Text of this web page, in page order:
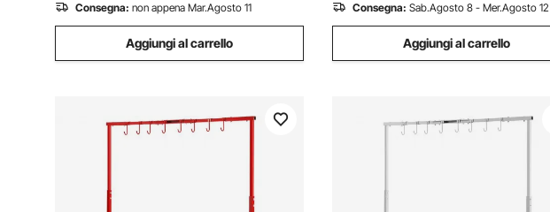
Consegna: non appena Mar.Agosto 11
Aggiungi al carrello
Consegna: Sab.Agosto 8 - Mer.Agosto 12
Aggiungi al carrello